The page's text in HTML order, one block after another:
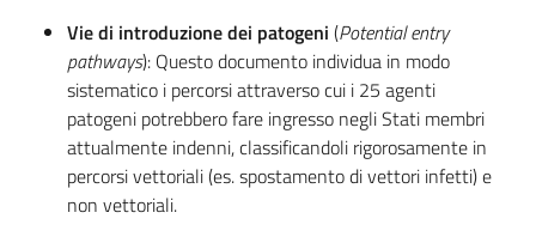
Vie di introduzione dei patogeni (Potential entry
pathways): Questo documento individua in modo
sistematico i percorsi attraverso cui i 25 agenti
patogeni potrebbero fare ingresso negli Stati membri
attualmente indenni, classificandoli rigorosamente in
percorsi vettoriali (es. spostamento di vettori infetti) e
non vettoriali.